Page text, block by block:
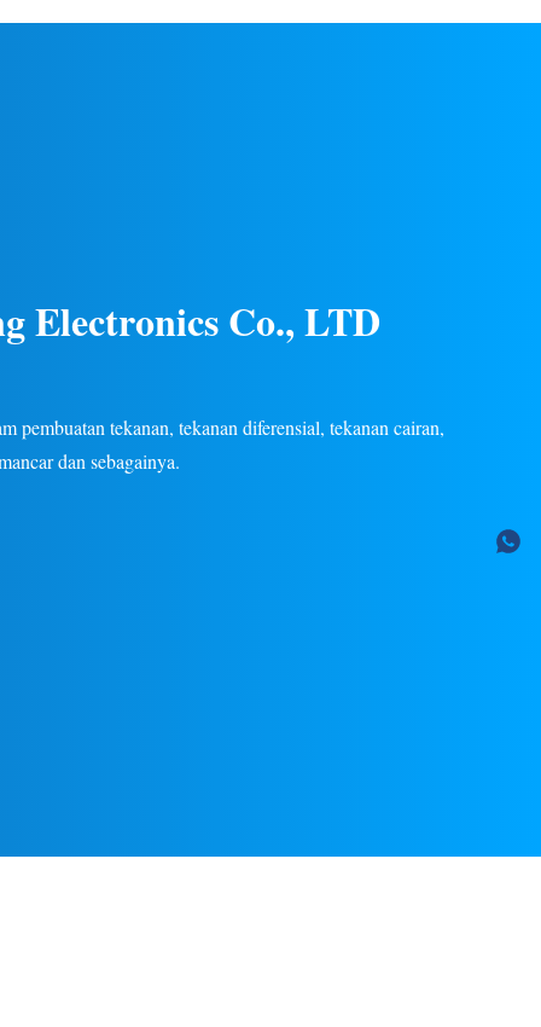
listrik.
stabil, beberapa sinyal keluaran (4-20mA, 0-
Electronics Co., LTD
pembuatan tekanan, tekanan diferensial, tekanan cairan,
dan sebagainya.